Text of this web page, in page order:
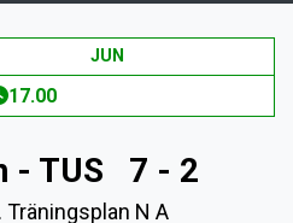
JUN
17.00
- TUS 7 - 2
N A